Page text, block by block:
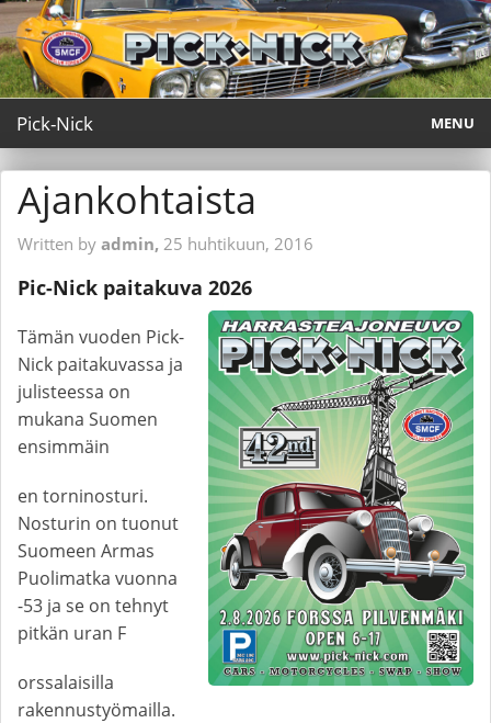
Pick-Nick MENU
#42 Pick-Nick 2.8.2026
Turvallisuus
Yhteystiedot
Briefly in english
Ajankohtaista
Written by admin, 25 huhtikuun, 2016
Pic-Nick paitakuva 2026
Tämän vuoden Pick-
Nick paitakuvassa ja
julisteessa on
mukana Suomen
ensimmäin
en torninosturi.
Nosturin on tuonut
Suomeen Armas
Puolimatka vuonna
-53 ja se on tehnyt
pitkän uran F
orssalaisilla
rakennustyömailla.